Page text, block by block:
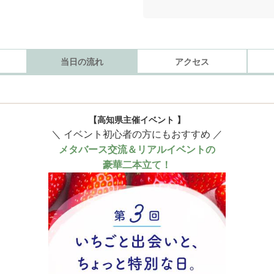
当日の流れ アクセス
【高知県主催イベント 】
＼ イベント初心者の方にもおすすめ ／
メタバース交流＆リアルイベントの
豪華二本立て！